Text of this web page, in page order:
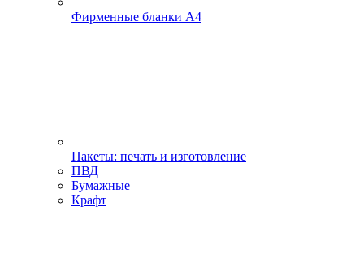
Фирменные бланки А4
Пакеты: печать и изготовление
ПВД
Бумажные
Крафт